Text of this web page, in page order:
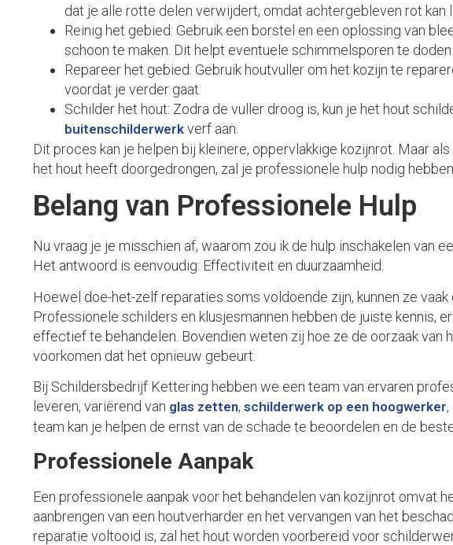
dat je alle rotte delen verwijdert, omdat achtergebleven rot kan
Reinig het gebied: Gebruik een borstel en een oplossing van
schoon te maken. Dit helpt eventuele schimmelsporen te
Repareer het gebied: Gebruik houtvuller om het kozijn te
voordat je verder gaat.
Schilder het hout: Zodra de vuller droog is, kun je het hout
buitenschilderwerk verf aan.
Dit proces kan je helpen bij kleinere, oppervlakkige kozijnrot. Maar
het hout heeft doorgedrongen, zal je professionele hulp nodig hebben.
Belang van Professionele Hulp
Nu vraag je je misschien af, waarom zou ik de hulp inschakelen van
Het antwoord is eenvoudig: Effectiviteit en duurzaamheid.
Hoewel doe-het-zelf reparaties soms voldoende zijn, kunnen ze
Professionele schilders en klusjesmannen hebben de juiste kennis,
effectief te behandelen. Bovendien weten zij hoe ze de oorzaak van
voorkomen dat het opnieuw gebeurt.
Bij Schildersbedrijf Kettering hebben we een team van ervaren
leveren, variërend van glas zetten, schilderwerk op een hoogwerker,
team kan je helpen de ernst van de schade te beoordelen en de
Professionele Aanpak
Een professionele aanpak voor het behandelen van kozijnrot omvat
aanbrengen van een houtverharder en het vervangen van het
reparatie voltooid is, zal het hout worden voorbereid voor